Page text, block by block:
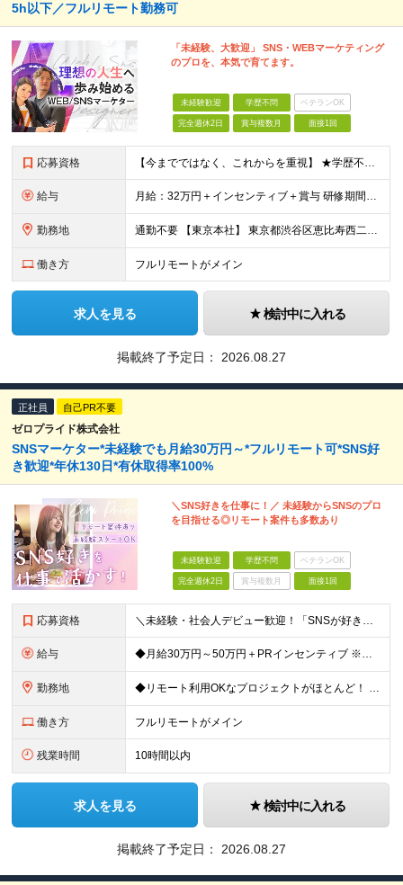
5h以下／フルリモート勤務可
「未経験、大歓迎」 SNS・WEBマーケティング
のプロを、本気で育てます。
未経験歓迎 学歴不問 ベテランOK
完全週休2日 賞与複数月 面接1回
応募資格 【今までではなく、これからを重視】 ★学歴不問 ★職種未経験歓迎 ★業種未経験歓迎 ★社会人未経験歓迎 ★第二新卒歓迎 ★ブランクOK ★動画編集・デザイン制作の勉強を独学でしている方など ※基礎的
給与 月給：32万円＋インセンティブ＋賞与 研修期間中：月給25万円～ ＼ 頑張りはしっかり評価！ ／ 研修期間中でも、スキルの習得状況や成果に応じて月給27万円へ昇給が可能です。 【研修期間】 期
勤務地 通勤不要 【東京本社】 東京都渋谷区恵比寿西二丁目8番4号 EX恵比寿西ビル5階
働き方 フルリモートがメイン
求人を見る 検討中に入れる
掲載終了予定日： 2026.08.27
正社員 自己PR不要
ゼロプライド株式会社
SNSマーケター*未経験でも月給30万円～*フルリモート可*SNS好
き歓迎*年休130日*有休取得率100%
＼SNS好きを仕事に！／ 未経験からSNSのプロ
を目指せる◎リモート案件も多数あり
未経験歓迎 学歴不問 ベテランOK
完全週休2日 賞与複数月 面接1回
応募資格 ＼未経験・社会人デビュー歓迎！「SNSが好き」という志望動機も歓迎／ ◆学歴不問 ◎意欲・人柄重視の採用です！ ◎応募にあたって必須の条件はありません！ ┗社会人経験がない ┗ブランクがある という
給与 ◆月給30万円～50万円＋PRインセンティブ ※経験・能力などを考慮の上、決定いたします ※月給には固定残業代（月3万121円/15時間分）を含みます ┗超過分は別途支給 ┗残業が0時間の場合も全額支
勤務地 ◆リモート利用OKなプロジェクトがほとんど！ ◆フルリモート（完全在宅）OKなプロジェクトも！ ☆★全国で採用中★☆ 本社（東京都港区）または 全国（47都道府県）の プロジェクト先の勤務となります
働き方 フルリモートがメイン
残業時間 10時間以内
求人を見る 検討中に入れる
掲載終了予定日： 2026.08.27